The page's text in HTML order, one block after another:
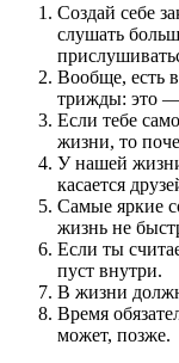
Создай себе
слушать
Вообще, есть
трижды: это
Если тебе
жизни, то
У нашей
касается
Самые яркие
жизнь не
Если ты
пуст внутри.
В жизни
Время
может, позже.